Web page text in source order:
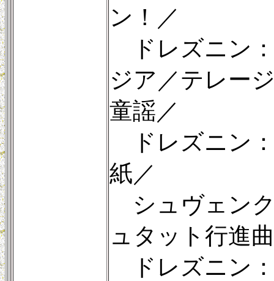
ン！／
ドレズニン
ジア／テレー
童謡／
ドレズニン
紙／
シュヴェン
ュタット行進
ドレズニン